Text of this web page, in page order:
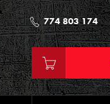
774 803 174